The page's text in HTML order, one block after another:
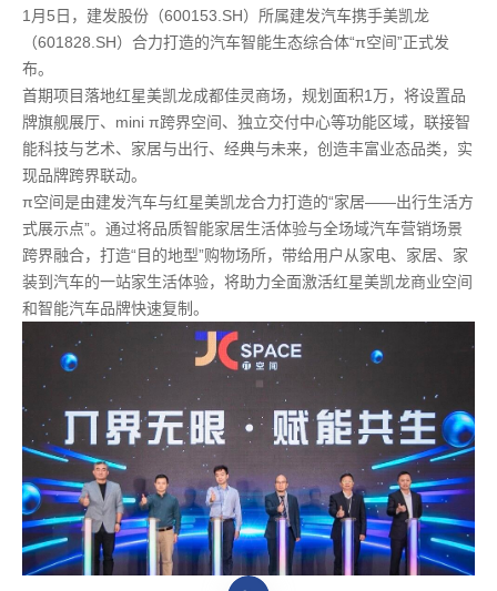
1月5日，建发股份（600153.SH）所属建发汽车携手美凯龙
（601828.SH）合力打造的汽车智能生态综合体“π空间”正式发
布。
首期项目落地红星美凯龙成都佳灵商场，规划面积1万，将设置品
牌旗舰展厅、mini π跨界空间、独立交付中心等功能区域，联接智
能科技与艺术、家居与出行、经典与未来，创造丰富业态品类，实
现品牌跨界联动。
π空间是由建发汽车与红星美凯龙合力打造的“家居——出行生活方
式展示点”。通过将品质智能家居生活体验与全场域汽车营销场景
跨界融合，打造“目的地型”购物场所，带给用户从家电、家居、家
装到汽车的一站家生活体验，将助力全面激活红星美凯龙商业空间
和智能汽车品牌快速复制。